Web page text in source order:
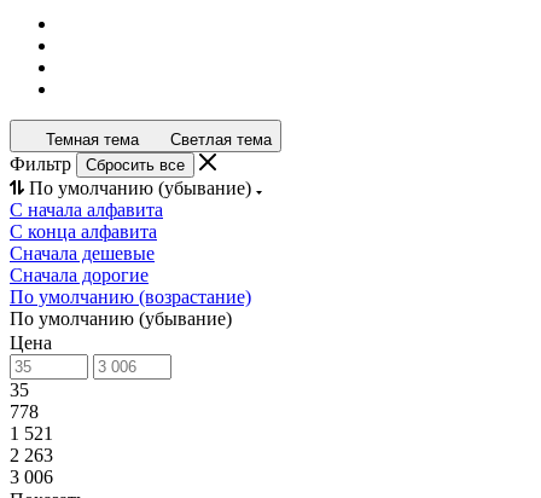
Темная тема Светлая тема
Фильтр Сбросить все
По умолчанию (убывание)
С начала алфавита
С конца алфавита
Сначала дешевые
Сначала дорогие
По умолчанию (возрастание)
По умолчанию (убывание)
Цена
35
778
1 521
2 263
3 006